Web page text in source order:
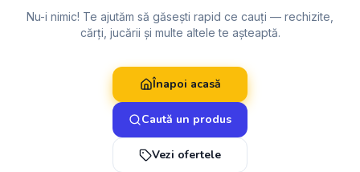
Nu-i nimic! Te ajutăm să găsești rapid ce cauți — rechizite,
cărți, jucării și multe altele te așteaptă.
Înapoi acasă
Caută un produs
Vezi ofertele